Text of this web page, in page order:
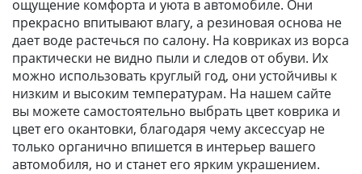
ощущение комфорта и уюта в автомобиле. Они
прекрасно впитывают влагу, а резиновая основа не
дает воде растечься по салону. На ковриках из ворса
практически не видно пыли и следов от обуви. Их
можно использовать круглый год, они устойчивы к
низким и высоким температурам. На нашем сайте
вы можете самостоятельно выбрать цвет коврика и
цвет его окантовки, благодаря чему аксессуар не
только органично впишется в интерьер вашего
автомобиля, но и станет его ярким украшением.